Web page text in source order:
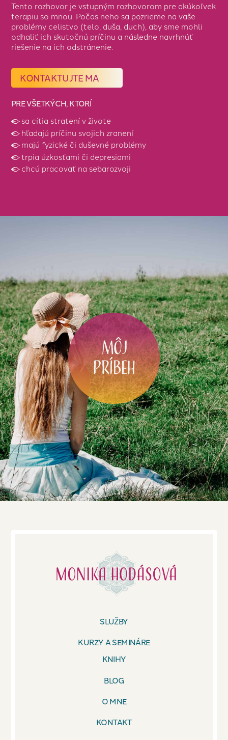
Tento rozhovor je vstupným rozhovorom pre akúkoľvek
terapiu so mnou. Počas neho sa pozrieme na vaše
problémy celistvo (telo, duša, duch), aby sme mohli
odhaliť ich skutočnú príčinu a následne navrhnúť
riešenie na ich odstránenie.
KONTAKTUJTE MA
PRE VŠETKÝCH, KTORÍ
sa cítia stratení v živote
hľadajú príčinu svojich zranení
majú fyzické či duševné problémy
trpia úzkosťami či depresiami
chcú pracovať na sebarozvoji
Môj
príbeh
SLUŽBY
BLOG
O MNE
KONTAKT
KURZY A SEMINÁRE
KNIHY